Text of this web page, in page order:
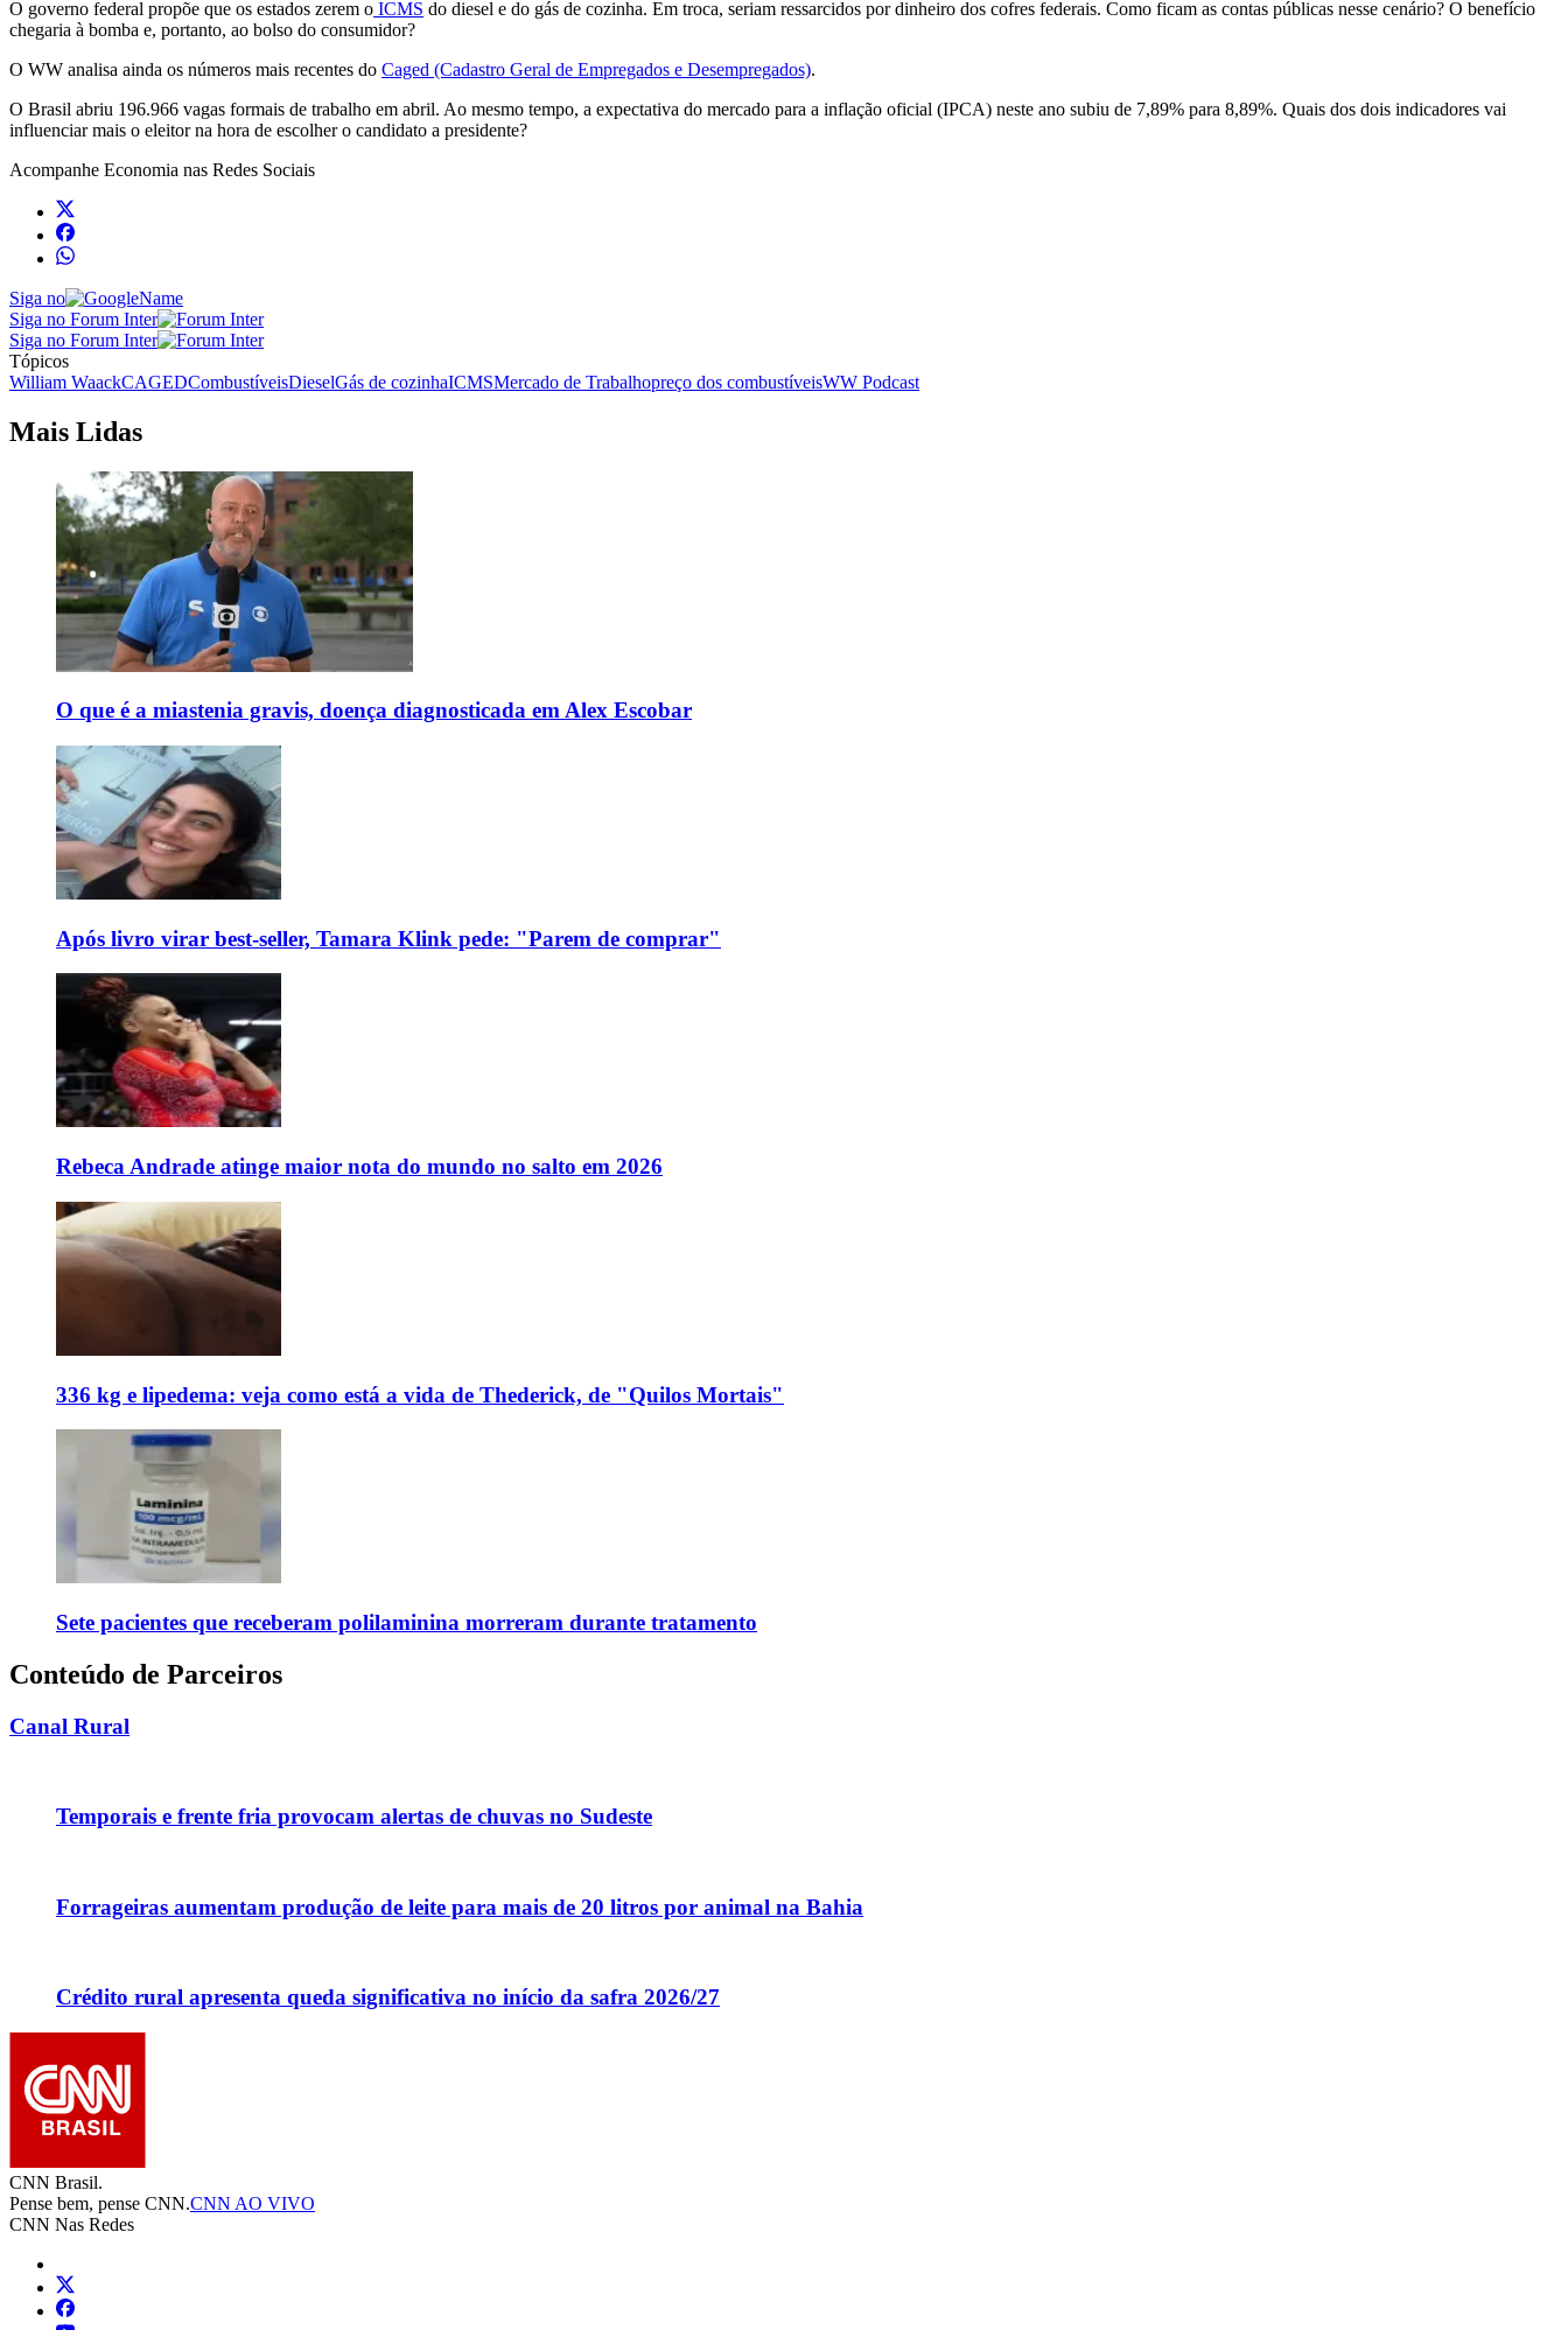
O governo federal propõe que os estados zerem o ICMS do diesel e do gás de cozinha. Em troca, seriam ressarcidos por dinheiro dos cofres federais. Como ficam as contas públicas nesse cenário? O benefício
chegaria à bomba e, portanto, ao bolso do consumidor?
O WW analisa ainda os números mais recentes do Caged (Cadastro Geral de Empregados e Desempregados).
O Brasil abriu 196.966 vagas formais de trabalho em abril. Ao mesmo tempo, a expectativa do mercado para a inflação oficial (IPCA) neste ano subiu de 7,89% para 8,89%. Quais dos dois indicadores vai
influenciar mais o eleitor na hora de escolher o candidato a presidente?
Acompanhe Economia nas Redes Sociais
Siga no
Siga no Forum Inter
Siga no Forum Inter
Tópicos
William WaackCAGEDCombustíveisDieselGás de cozinhaICMSMercado de Trabalhopreço dos combustíveisWW Podcast
Mais Lidas
O que é a miastenia gravis, doença diagnosticada em Alex Escobar
Após livro virar best-seller, Tamara Klink pede: "Parem de comprar"
Rebeca Andrade atinge maior nota do mundo no salto em 2026
336 kg e lipedema: veja como está a vida de Thederick, de "Quilos Mortais"
Sete pacientes que receberam polilaminina morreram durante tratamento
Conteúdo de Parceiros
Canal Rural
Temporais e frente fria provocam alertas de chuvas no Sudeste
Forrageiras aumentam produção de leite para mais de 20 litros por animal na Bahia
Crédito rural apresenta queda significativa no início da safra 2026/27
CNN Brasil.
Pense bem, pense CNN.CNN AO VIVO
CNN Nas Redes